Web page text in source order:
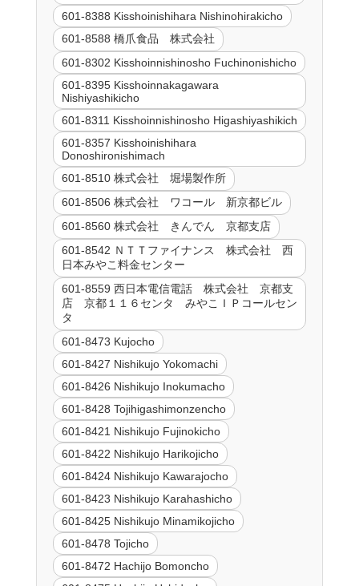
601-8388 Kisshoinishihara Nishinohirakicho
601-8588 橋爪食品 株式会社
601-8302 Kisshoinnishinosho Fuchinonishicho
601-8395 Kisshoinnakagawara
Nishiyashikicho
601-8311 Kisshoinnishinosho Higashiyashikich
601-8357 Kisshoinishihara
Donoshironishimach
601-8510 株式会社 堀場製作所
601-8506 株式会社 ワコール 新京都ビル
601-8560 株式会社 きんでん 京都支店
601-8542 ＮＴＴファイナンス 株式会社 西
日本みやこ料金センター
601-8559 西日本電信電話 株式会社 京都支
店 京都１１６センタ みやこＩＰコールセン
タ
601-8473 Kujocho
601-8427 Nishikujo Yokomachi
601-8426 Nishikujo Inokumacho
601-8428 Tojihigashimonzencho
601-8421 Nishikujo Fujinokicho
601-8422 Nishikujo Harikojicho
601-8424 Nishikujo Kawarajocho
601-8423 Nishikujo Karahashicho
601-8425 Nishikujo Minamikojicho
601-8478 Tojicho
601-8472 Hachijo Bomoncho